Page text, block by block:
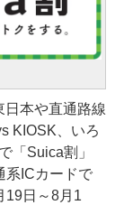
本や直通路線
KIOSK、いろ
「Suica割」
系ICカードで
19日～8月1